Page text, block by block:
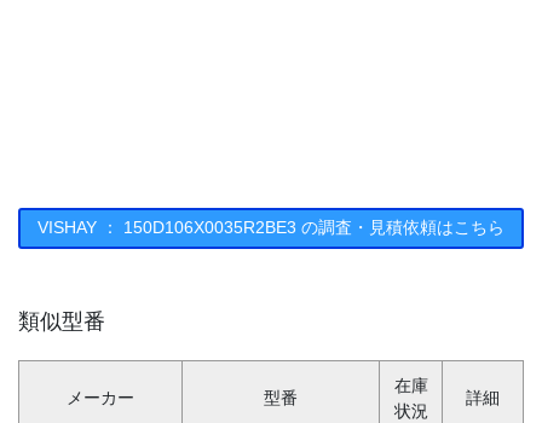
VISHAY ： 150D106X0035R2BE3 の調査・見積依頼はこちら
類似型番
メーカー 型番
在庫
状況
詳細